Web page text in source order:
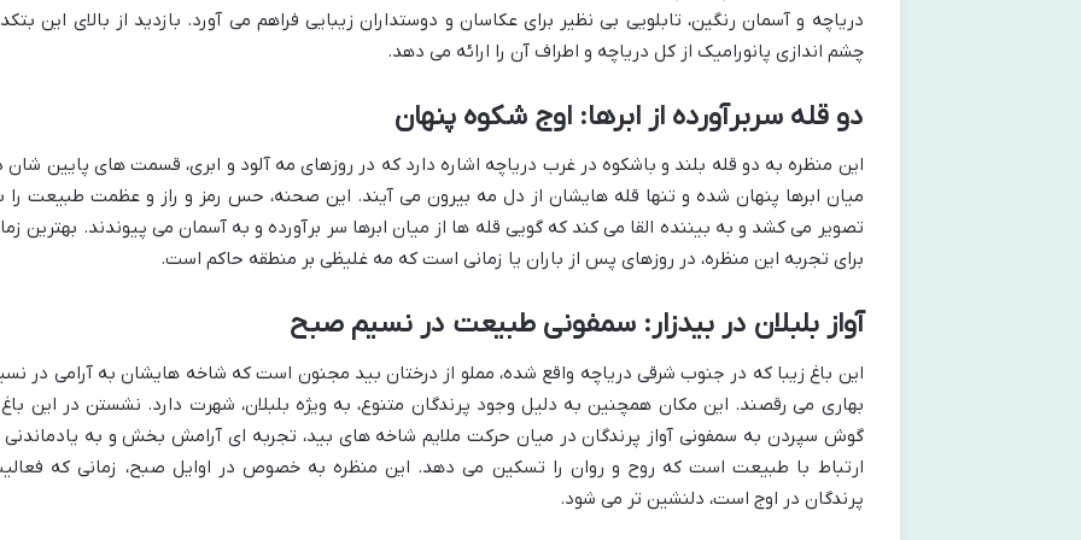
دریاچه و آسمان رنگین، تابلویی بی نظیر برای عکاسان و دوستداران زیبایی فراهم می آورد. بازدید از بالای این
چشم اندازی پانورامیک از کل دریاچه و اطراف آن را ارائه می دهد.
دو قله سربرآورده از ابرها: اوج شکوه پنهان
این منظره به دو قله بلند و باشکوه در غرب دریاچه اشاره دارد که در روزهای مه آلود و ابری، قسمت های پایین شان
میان ابرها پنهان شده و تنها قله هایشان از دل مه بیرون می آیند. این صحنه، حس رمز و راز و عظمت طبیعت را
تصویر می کشد و به بیننده القا می کند که گویی قله ها از میان ابرها سر برآورده و به آسمان می پیوندند. بهترین
برای تجربه این منظره، در روزهای پس از باران یا زمانی است که مه غلیظی بر منطقه حاکم است.
آواز بلبلان در بیدزار: سمفونی طبیعت در نسیم صبح
این باغ زیبا که در جنوب شرقی دریاچه واقع شده، مملو از درختان بید مجنون است که شاخه هایشان به آرامی در
بهاری می رقصند. این مکان همچنین به دلیل وجود پرندگان متنوع، به ویژه بلبلان، شهرت دارد. نشستن در این
گوش سپردن به سمفونی آواز پرندگان در میان حرکت ملایم شاخه های بید، تجربه ای آرامش بخش و به یادماندنی
ارتباط با طبیعت است که روح و روان را تسکین می دهد. این منظره به خصوص در اوایل صبح، زمانی که
پرندگان در اوج است، دلنشین تر می شود.